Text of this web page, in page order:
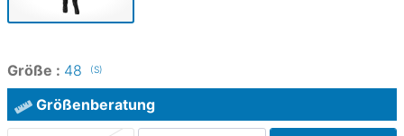
Größe : 48 (S)
Größenberatung